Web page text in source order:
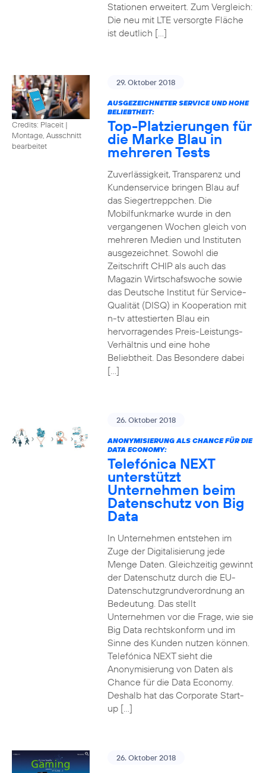
Stationen erweitert. Zum Vergleich:
Die neu mit LTE versorgte Fläche
ist deutlich […]
Credits: Placeit |
Montage, Ausschnitt
bearbeitet
29. Oktober 2018
AUSGEZEICHNETER SERVICE UND HOHE
BELIEBTHEIT:
Top-Platzierungen für
die Marke Blau in
mehreren Tests
Zuverlässigkeit, Transparenz und
Kundenservice bringen Blau auf
das Siegertreppchen. Die
Mobilfunkmarke wurde in den
vergangenen Wochen gleich von
mehreren Medien und Instituten
ausgezeichnet. Sowohl die
Zeitschrift CHIP als auch das
Magazin Wirtschafswoche sowie
das Deutsche Institut für Service-
Qualität (DISQ) in Kooperation mit
n-tv attestierten Blau ein
hervorragendes Preis-Leistungs-
Verhältnis und eine hohe
Beliebtheit. Das Besondere dabei
[…]
26. Oktober 2018
ANONYMISIERUNG ALS CHANCE FÜR DIE
DATA ECONOMY:
Telefónica NEXT
unterstützt
Unternehmen beim
Datenschutz von Big
Data
In Unternehmen entstehen im
Zuge der Digitalisierung jede
Menge Daten. Gleichzeitig gewinnt
der Datenschutz durch die EU-
Datenschutzgrundverordnung an
Bedeutung. Das stellt
Unternehmen vor die Frage, wie sie
Big Data rechtskonform und im
Sinne des Kunden nutzen können.
Telefónica NEXT sieht die
Anonymisierung von Daten als
Chance für die Data Economy.
Deshalb hat das Corporate Start-
up […]
26. Oktober 2018